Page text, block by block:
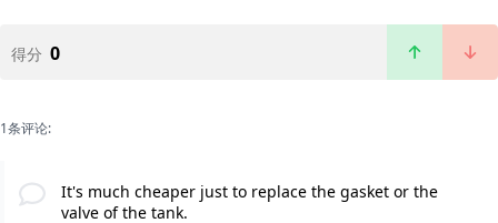
得分 0
1条评论:
It's much cheaper just to replace the gasket or the
valve of the tank.